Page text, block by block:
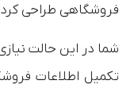
فروشگاهی طراحی
شما در این حالت
تکمیل اطلاعات